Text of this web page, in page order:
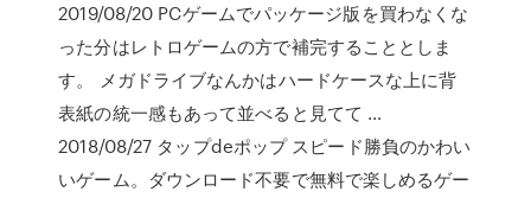
2019/08/20 PCゲームでパッケージ版を買わなくな
った分はレトロゲームの方で補完することとしま
す。 メガドライブなんかはハードケースな上に背
表紙の統一感もあって並べると見てて …
2018/08/27 タップdeポップ スピード勝負のかわい
いゲーム。ダウンロード不要で無料で楽しめるゲー